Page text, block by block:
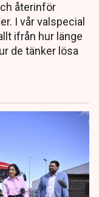
återinför
I vår valspecial
ifrån hur länge
de tänker lösa